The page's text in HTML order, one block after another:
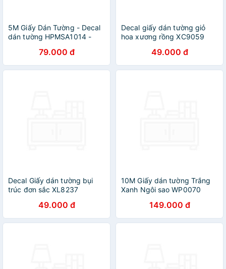
5M Giấy Dán Tường - Decal
dán tường HPMSA1014 -
79.000 đ
Decal giấy dán tường giỏ
hoa xương rồng XC9059
49.000 đ
Decal Giấy dán tường bụi
trúc đơn sắc XL8237
49.000 đ
10M Giấy dán tường Trắng
Xanh Ngôi sao WP0070
149.000 đ